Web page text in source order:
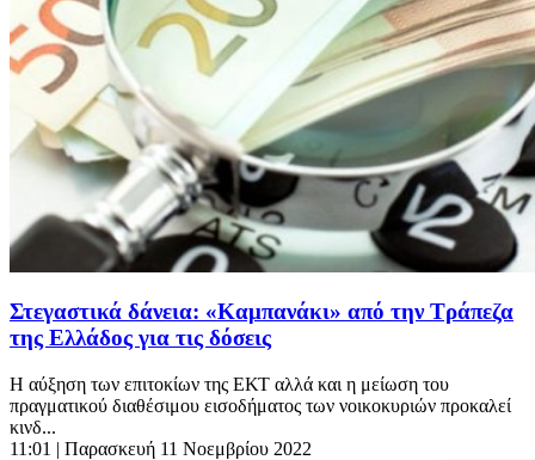
Στεγαστικά δάνεια: «Καμπανάκι» από την Τράπεζα
της Ελλάδος για τις δόσεις
Η αύξηση των επιτοκίων της ΕΚΤ αλλά και η μείωση του
πραγματικού διαθέσιμου εισοδήματος των νοικοκυριών προκαλεί
κινδ...
11:01 | Παρασκευή 11 Νοεμβρίου 2022